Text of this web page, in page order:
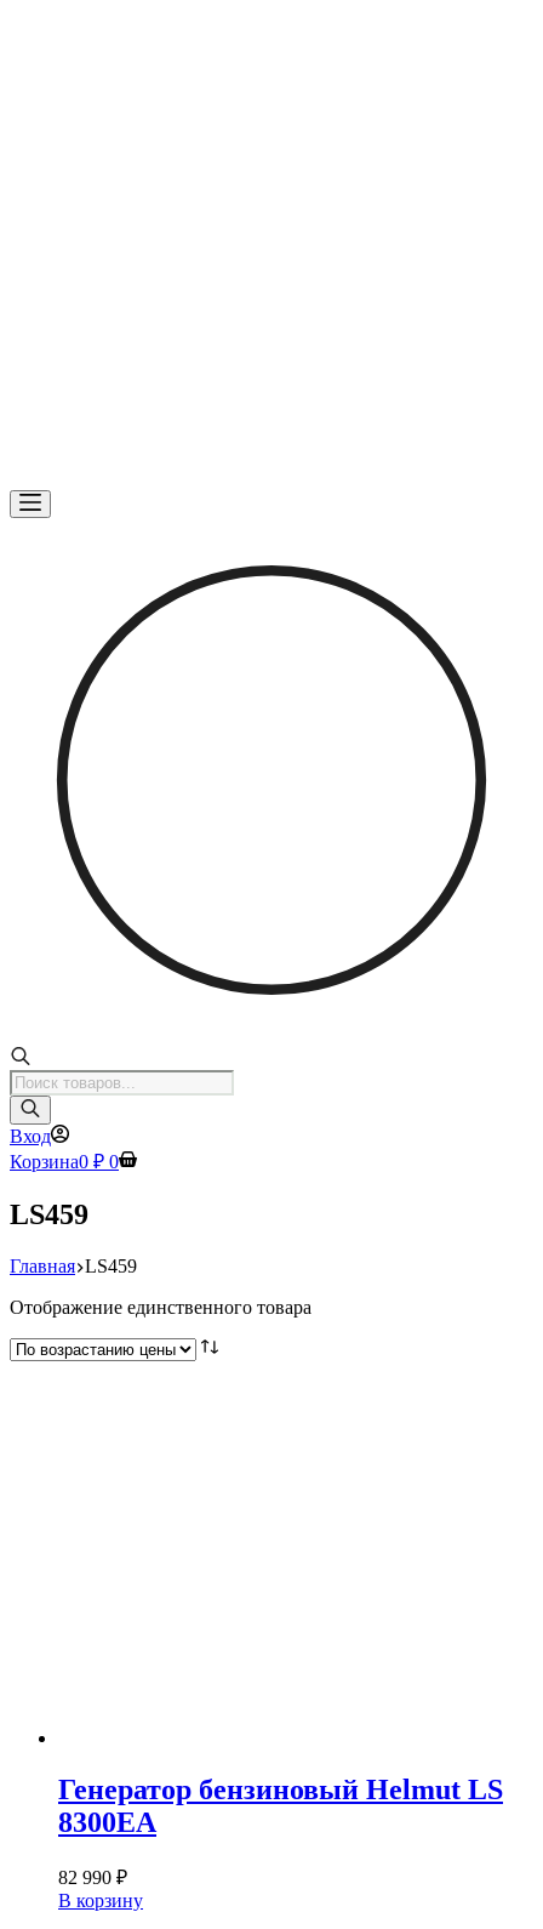
Поиск
товаров
Вход
Корзина0 ₽ 0
LS459
Главная LS459
Отображение единственного товара
Генератор бензиновый Helmut LS
8300EA
82 990 ₽
В корзину